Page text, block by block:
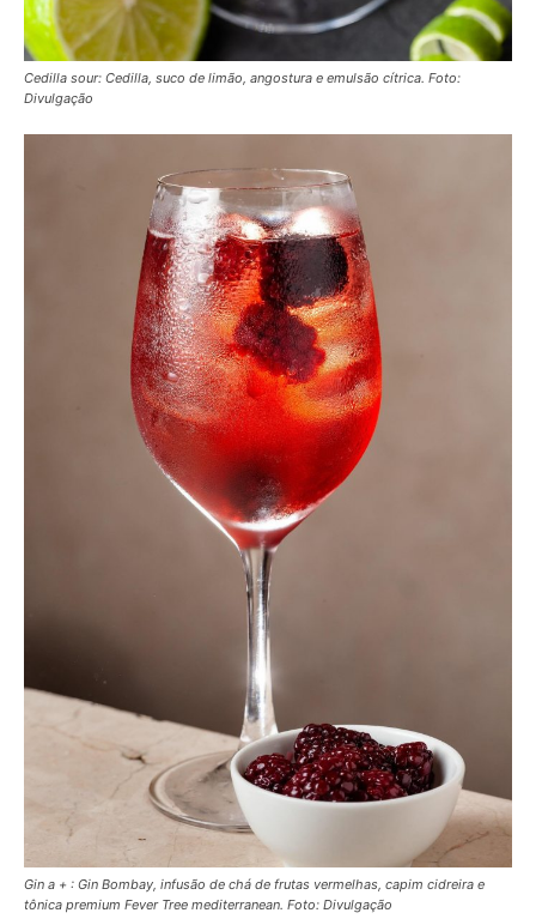
Cedilla sour: Cedilla, suco de limão, angostura e emulsão cítrica. Foto:
Divulgação
Gin a + : Gin Bombay, infusão de chá de frutas vermelhas, capim cidreira e
tônica premium Fever Tree mediterranean. Foto: Divulgação